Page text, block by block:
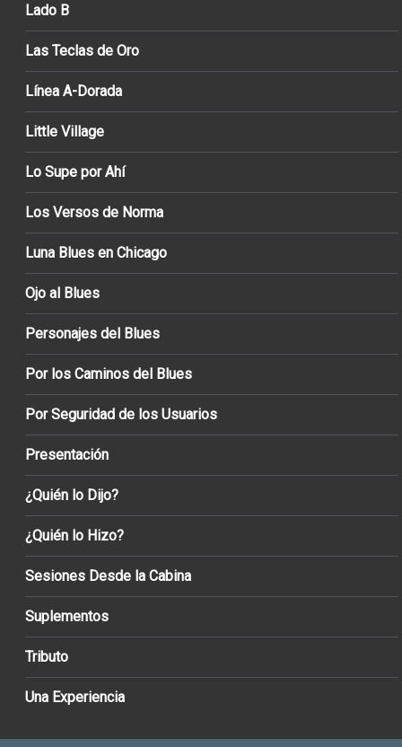
Lado B
Las Teclas de Oro
Línea A-Dorada
Little Village
Lo Supe por Ahí
Los Versos de Norma
Luna Blues en Chicago
Ojo al Blues
Personajes del Blues
Por los Caminos del Blues
Por Seguridad de los Usuarios
Presentación
¿Quién lo Dijo?
¿Quién lo Hizo?
Sesiones Desde la Cabina
Suplementos
Tributo
Una Experiencia